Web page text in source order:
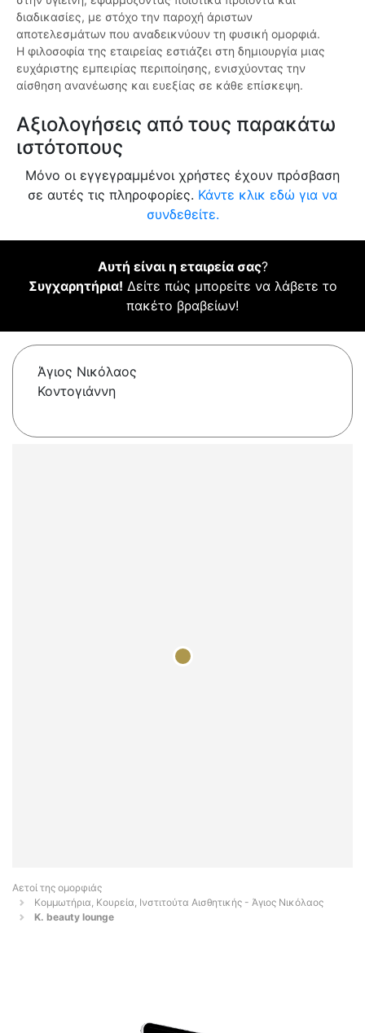
διαδικασίες, με στόχο την παροχή άριστων
αποτελεσμάτων που αναδεικνύουν τη φυσική ομορφιά.
Η φιλοσοφία της εταιρείας εστιάζει στη δημιουργία μιας
ευχάριστης εμπειρίας περιποίησης, ενισχύοντας την
αίσθηση ανανέωσης και ευεξίας σε κάθε επίσκεψη.
Αξιολογήσεις από τους παρακάτω
ιστότοπους
Μόνο οι εγγεγραμμένοι χρήστες έχουν πρόσβαση
σε αυτές τις πληροφορίες. Κάντε κλικ εδώ για να
συνδεθείτε.
Αυτή είναι η εταιρεία σας?
Συγχαρητήρια! Δείτε πώς μπορείτε να λάβετε το
πακέτο βραβείων!
Άγιος Νικόλαος
Κοντογιάννη
Αετοί της ομορφιάς
Κομμωτήρια, Κουρεία, Ινστιτούτα Αισθητικής - Άγιος Νικόλαος
K. beauty lounge